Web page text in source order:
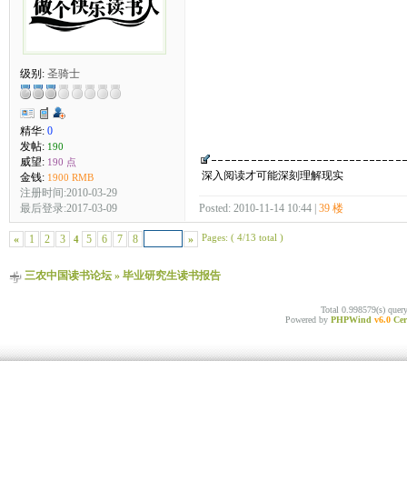
级别: 圣骑士
精华: 0
发帖: 190
威望: 190 点
金钱: 1900 RMB
注册时间:2010-03-29
最后登录:2017-03-09
深入阅读才可能深刻理解现实
Posted: 2010-11-14 10:44 | 39 楼
« 1 2 3 4 5 6 7 8 » Pages: ( 4/13 total )
三农中国读书论坛» 毕业研究生读书报告
Total 0.998579(s)
Powered by PHPWind v6.0